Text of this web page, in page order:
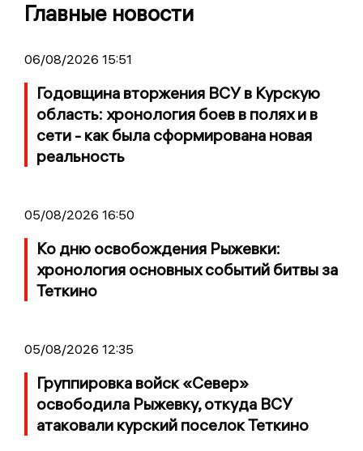
Главные новости
06/08/2026 15:51
Годовщина вторжения ВСУ в Курскую
область: хронология боев в полях и в
сети - как была сформирована новая
реальность
05/08/2026 16:50
Ко дню освобождения Рыжевки:
хронология основных событий битвы за
Теткино
05/08/2026 12:35
Группировка войск «Север»
освободила Рыжевку, откуда ВСУ
атаковали курский поселок Теткино